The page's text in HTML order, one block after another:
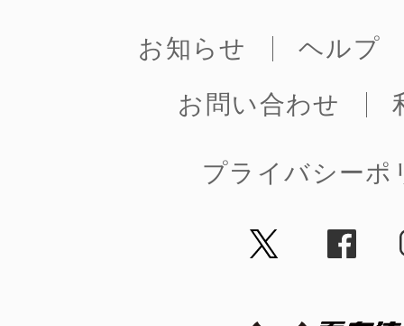
お知らせ
ヘルプ
お問い合わせ
プライバシーポ